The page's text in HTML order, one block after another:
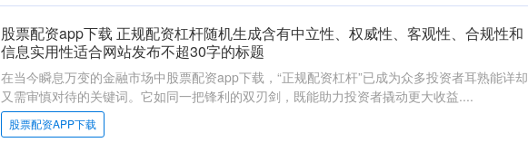
股票配资app下载 正规配资杠杆随机生成含有中立性、权威性、客观性、合规性和
信息实用性适合网站发布不超30字的标题
在当今瞬息万变的金融市场中股票配资app下载，“正规配资杠杆”已成为众多投资者耳熟能详却
又需审慎对待的关键词。它如同一把锋利的双刃剑，既能助力投资者撬动更大收益....
股票配资APP下载